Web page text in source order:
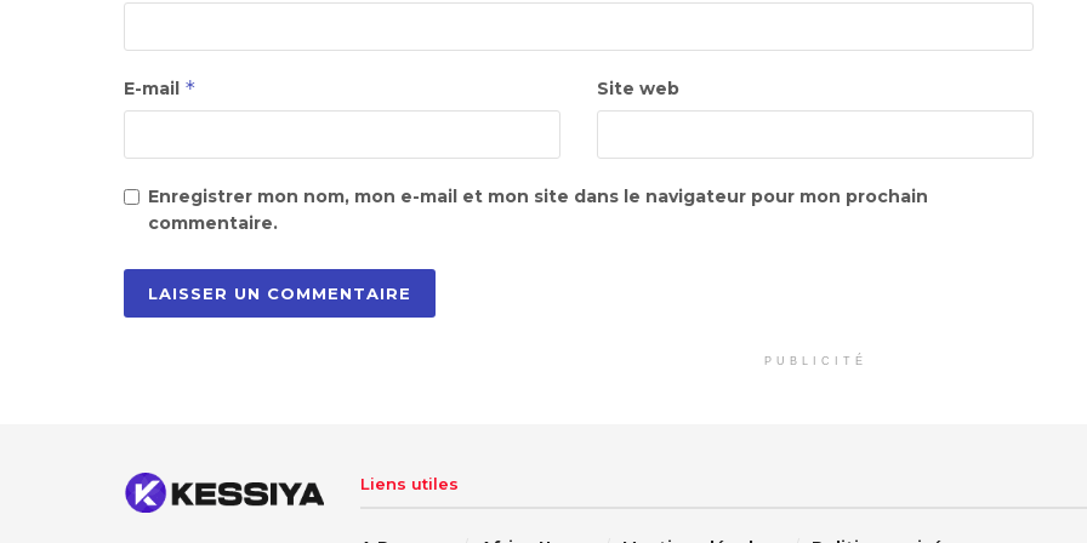
E-mail * Site web
Enregistrer mon nom, mon e-mail et mon site dans le navigateur pour mon prochain
commentaire.
PUBLICITÉ
Liens utiles